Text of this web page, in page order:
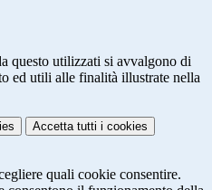
questo utilizzati si avvalgono di
ed utili alle finalità illustrate nella
Accetta tutti i cookies
quali cookie consentire.